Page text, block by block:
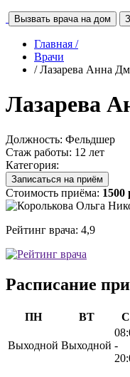
Вызвать врача на дом
Главная /
Врачи
/ Лазарева Анна
Лазарева
Должность: Фельдшер
Стаж работы: 12 лет
Категория:
Записаться на приём
Стоимость приёма: 1500
Рейтинг врача: 4,9
Расписание
ПН ВТ
Выходной Выходной -